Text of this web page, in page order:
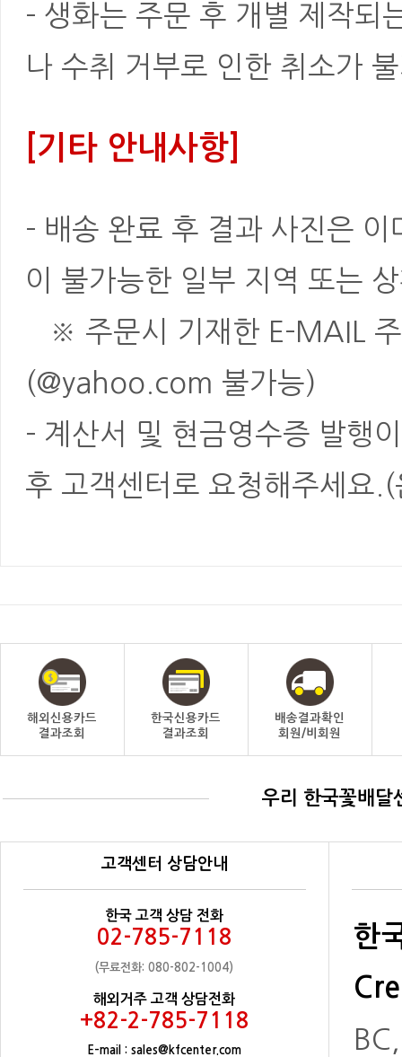
- 생화는 주문 후 개별 제작되
나 수취 거부로 인한 취소가
[기타 안내사항]
- 배송 완료 후 결과 사진은
이 불가능한 일부 지역 또는
※ 주문시 기재한 E-MAIL 주
(@yahoo.com 불가능)
- 계산서 및 현금영수증 발행
후 고객센터로 요청해주세요
해외신용카드
결과조회
한국신용카드
결과조회
배송결과확인
회원/비회원
우리 한국꽃배달
고객센터 상담안내
한국 고객 상담 전화
02-785-7118
(무료전화: 080-802-1004)
해외거주 고객 상담전화
+82-2-785-7118
E-mail : sales@kfcenter.com
한